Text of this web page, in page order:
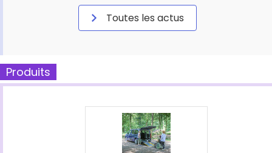
Toutes les actus
Produits